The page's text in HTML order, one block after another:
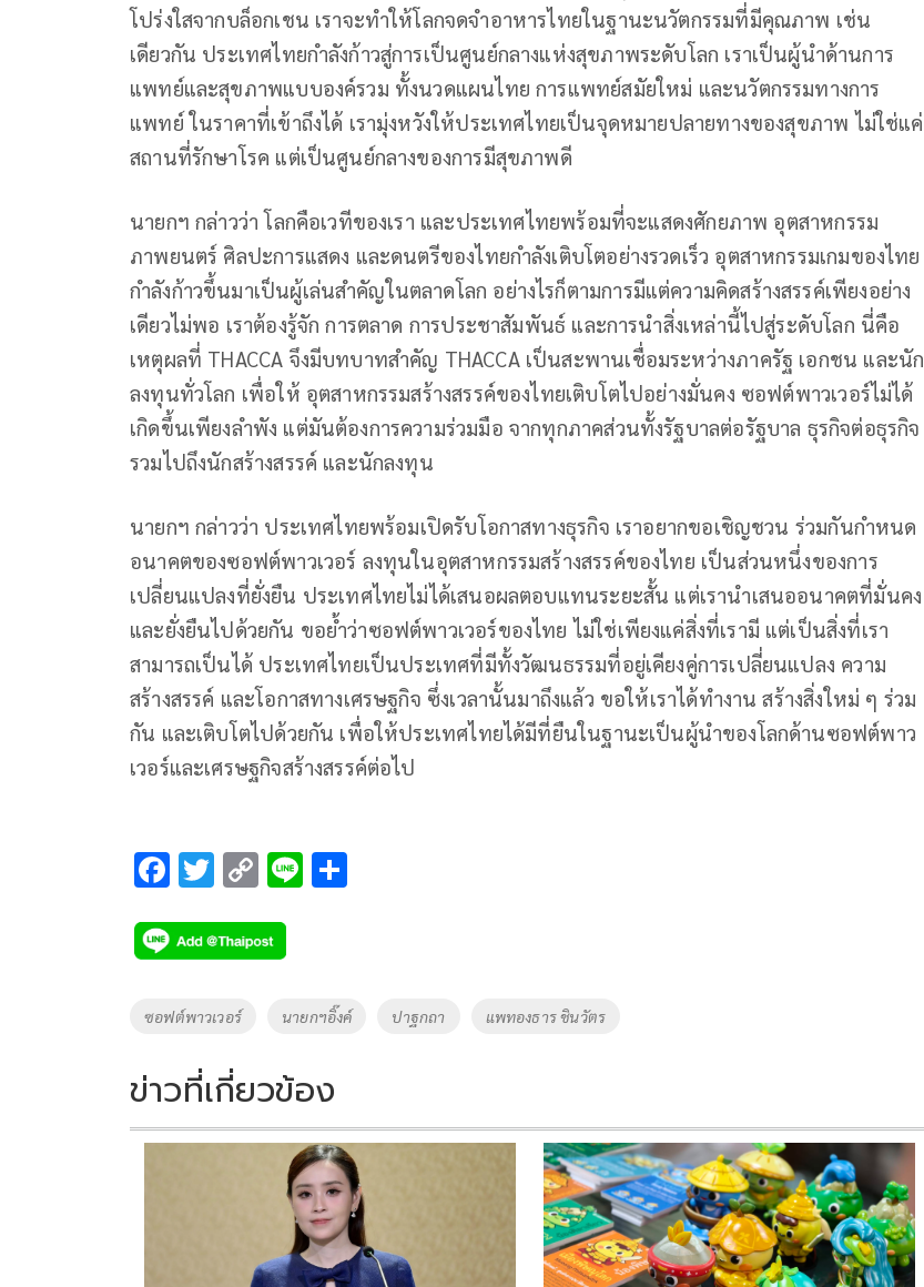
โปร่งใสจากบล็อกเชน เราจะทำให้โลกจดจำอาหารไทยในฐานะนวัตกรรมที่มีคุณภาพ เช่น
เดียวกัน ประเทศไทยกำลังก้าวสู่การเป็นศูนย์กลางแห่งสุขภาพระดับโลก เราเป็นผู้นำด้านการ
แพทย์และสุขภาพแบบองค์รวม ทั้งนวดแผนไทย การแพทย์สมัยใหม่ และนวัตกรรมทางการ
แพทย์ ในราคาที่เข้าถึงได้ เรามุ่งหวังให้ประเทศไทยเป็นจุดหมายปลายทางของสุขภาพ ไม่ใช่แค่
สถานที่รักษาโรค แต่เป็นศูนย์กลางของการมีสุขภาพดี
นายกฯ กล่าวว่า โลกคือเวทีของเรา และประเทศไทยพร้อมที่จะแสดงศักยภาพ อุตสาหกรรม
ภาพยนตร์ ศิลปะการแสดง และดนตรีของไทยกำลังเติบโตอย่างรวดเร็ว อุตสาหกรรมเกมของไทย
กำลังก้าวขึ้นมาเป็นผู้เล่นสำคัญในตลาดโลก อย่างไรก็ตามการมีแต่ความคิดสร้างสรรค์เพียงอย่าง
เดียวไม่พอ เราต้องรู้จัก การตลาด การประชาสัมพันธ์ และการนำสิ่งเหล่านี้ไปสู่ระดับโลก นี่คือ
เหตุผลที่ THACCA จึงมีบทบาทสำคัญ THACCA เป็นสะพานเชื่อมระหว่างภาครัฐ เอกชน และนัก
ลงทุนทั่วโลก เพื่อให้ อุตสาหกรรมสร้างสรรค์ของไทยเติบโตไปอย่างมั่นคง ซอฟต์พาวเวอร์ไม่ได้
เกิดขึ้นเพียงลำพัง แต่มันต้องการความร่วมมือ จากทุกภาคส่วนทั้งรัฐบาลต่อรัฐบาล ธุรกิจต่อธุรกิจ
รวมไปถึงนักสร้างสรรค์ และนักลงทุน
นายกฯ กล่าวว่า ประเทศไทยพร้อมเปิดรับโอกาสทางธุรกิจ เราอยากขอเชิญชวน ร่วมกันกำหนด
อนาคตของซอฟต์พาวเวอร์ ลงทุนในอุตสาหกรรมสร้างสรรค์ของไทย เป็นส่วนหนึ่งของการ
เปลี่ยนแปลงที่ยั่งยืน ประเทศไทยไม่ได้เสนอผลตอบแทนระยะสั้น แต่เรานำเสนออนาคตที่มั่นคง
และยั่งยืนไปด้วยกัน ขอย้ำว่าซอฟต์พาวเวอร์ของไทย ไม่ใช่เพียงแค่สิ่งที่เรามี แต่เป็นสิ่งที่เรา
สามารถเป็นได้ ประเทศไทยเป็นประเทศที่มีทั้งวัฒนธรรมที่อยู่เคียงคู่การเปลี่ยนแปลง ความ
สร้างสรรค์ และโอกาสทางเศรษฐกิจ ซึ่งเวลานั้นมาถึงแล้ว ขอให้เราได้ทำงาน สร้างสิ่งใหม่ ๆ ร่วม
กัน และเติบโตไปด้วยกัน เพื่อให้ประเทศไทยได้มีที่ยืนในฐานะเป็นผู้นำของโลกด้านซอฟต์พาว
เวอร์และเศรษฐกิจสร้างสรรค์ต่อไป
F
e
b
o
k
T
tt
er
C
p
y
Li
k
Li
Tags
ซอฟต์พาวเวอร์ นายกฯอิ๊งค์ ปาฐกถา แพทองธาร ชินวัตร
ข่าวที่เกี่ยวข้อง